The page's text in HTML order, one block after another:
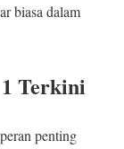
biasa dalam
Terkini
penting